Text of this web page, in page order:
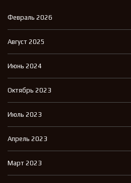
Февраль 2026
Август 2025
Июнь 2024
Октябрь 2023
Июль 2023
Апрель 2023
Март 2023